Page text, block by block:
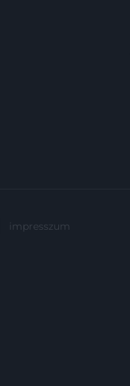
impresszum